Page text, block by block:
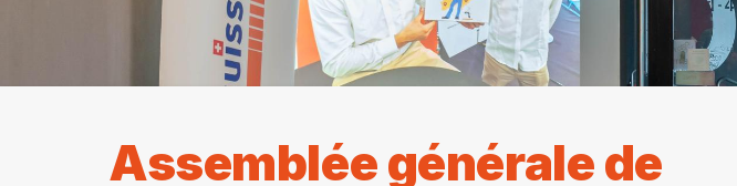
Assemblée générale de